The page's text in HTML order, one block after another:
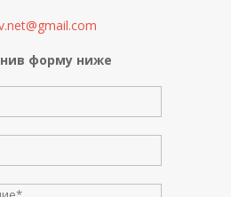
форму ниже